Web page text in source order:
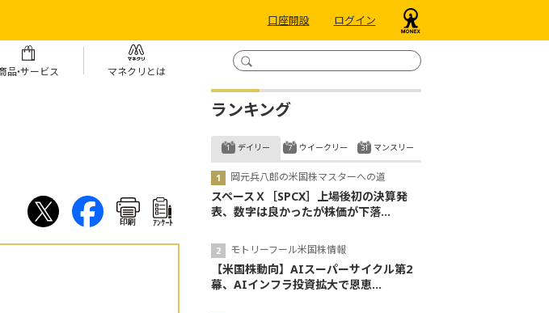
口座開設 ログイン
品・サービス マネクリとは
印刷 ｱﾝｹｰﾄ
ランキング
デイリー
岡元兵八郎の米国株マスターへの道
スペースＸ［SPCX］上場後初の決算発
表、数字は良かったが株価が下落...
モトリーフール米国株情報
【米国株動向】AIスーパーサイクル第2
幕、AIインフラ投資拡大で恩恵...
ウイークリー マンスリー